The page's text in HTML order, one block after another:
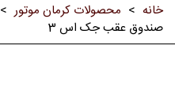
خانه > محصولات کرمان موتور >
صندوق عقب جک اس 3